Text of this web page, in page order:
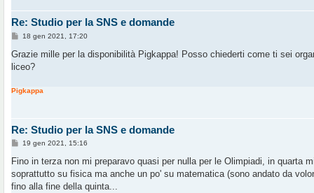
Re: Studio per la SNS e domande
M
s
a
i
18 gen 2021, 17:20
Grazie mille per la disponibilità Pigkappa! Posso chiederti come ti sei
liceo?
Pigkappa
Re: Studio per la SNS e domande
M
s
a
g
19 gen 2021, 15:16
Fino in terza non mi preparavo quasi per nulla per le Olimpiadi, in quarta
soprattutto su fisica ma anche un po' su matematica (sono andato da
fino alla fine della quinta...